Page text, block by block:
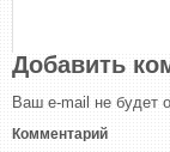
Добавить
Ваш e-mail не будет
Комментарий